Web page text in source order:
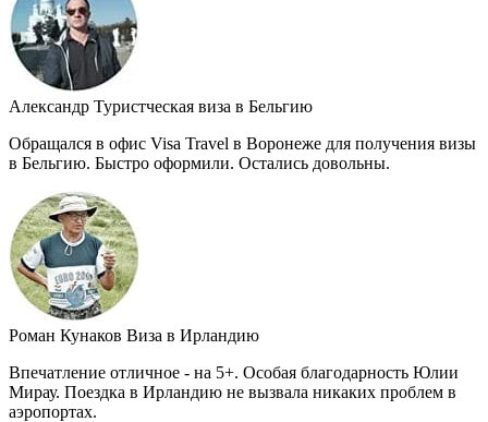
Александр Туристческая виза в Бельгию
Обращался в офис Visa Travel в Воронеже для получения визы
в Бельгию. Быстро оформили. Остались довольны.
Роман Кунаков Виза в Ирландию
Впечатление отличное - на 5+. Особая благодарность Юлии
Мирау. Поездка в Ирландию не вызвала никаких проблем в
аэропортах.